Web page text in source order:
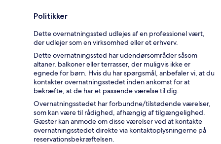
Politikker
Dette overnatningssted udlejes af en professionel vært,
der udlejer som en virksomhed eller et erhverv.
Dette overnatningssted har udendørsområder såsom
altaner, balkoner eller terrasser, der muligvis ikke er
egnede for børn. Hvis du har spørgsmål, anbefaler vi, at du
kontakter overnatningsstedet inden ankomst for at
bekræfte, at de har et passende værelse til dig.
Overnatningsstedet har forbundne/tilstødende værelser,
som kan være til rådighed, afhængig af tilgængelighed.
Gæster kan anmode om disse værelser ved at kontakte
overnatningsstedet direkte via kontaktoplysningerne på
reservationsbekræftelsen.